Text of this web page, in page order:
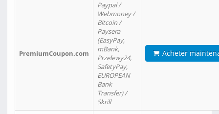
PremiumCoupon.com
Paypal /
Webmoney /
Bitcoin /
Paysera
(EasyPay,
mBank,
Przelewy24,
SafetyPay,
EUROPEAN
Bank
Transfer) /
Skrill
Acheter